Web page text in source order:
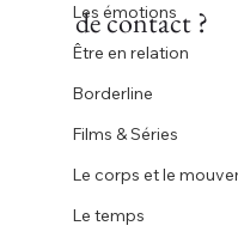
Les émotions
Être en relation
Borderline
Films & Séries
Le corps et le
Le temps
de contact ?